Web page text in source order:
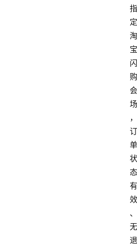
指
定
淘
宝
闪
购
会
场
，
订
单
状
态
有
效
、
无
退